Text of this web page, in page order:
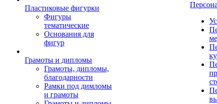
Пластиковые фигурки
Фигуры
тематические
Основания для
фигур
Грамоты и дипломы
Грамоты, дипломы,
благодарности
Рамки под димломы
и грамоты